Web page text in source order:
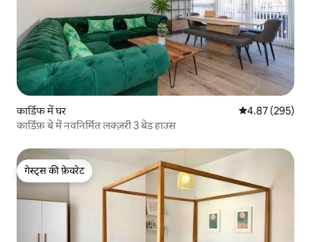
कार्डिफ में घर औसत रेटिंग 5 में से
4.87 (295)
कार्डिफ़ बे में नवनिर्मित लक्ज़री 3 बेड हाउस
गेस्ट्स की फ़ेवरेट
गेस्ट्स की फ़ेवरेट